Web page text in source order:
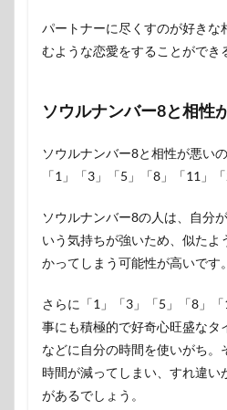
パートナーに尽くすのが好きな
むような恋愛をすることができ
ソウルナンバー8と相性
ソウルナンバー8と相性が悪い
「1」「3」「5」「8」「11」「
ソウルナンバー8の人は、自分
いう気持ちが強いため、似たよ
かってしまう可能性が高いです。
さらに「1」「3」「5」「8」
事にも積極的で好奇心旺盛なタ
などに自分の時間を使いがち。
時間が減ってしまい、すれ違い
があるでしょう。